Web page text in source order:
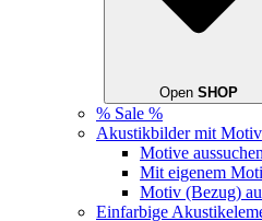
Open SHOP
% Sale %
Akustikbilder mit Motiv
Motive aussuchen
Mit eigenem
Motiv (Bezug)
Einfarbige